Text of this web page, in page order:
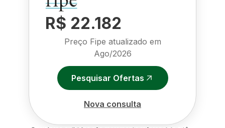
R$ 22.182
Preço Fipe atualizado em
Ago/2026
Pesquisar Ofertas
Nova consulta